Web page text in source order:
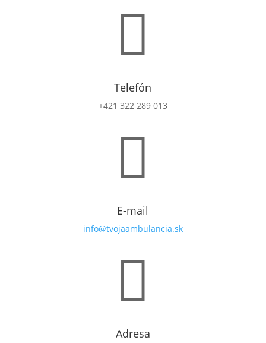

Telefón
+421 322 289 013

E-mail
info@tvojaambulancia.sk

Adresa